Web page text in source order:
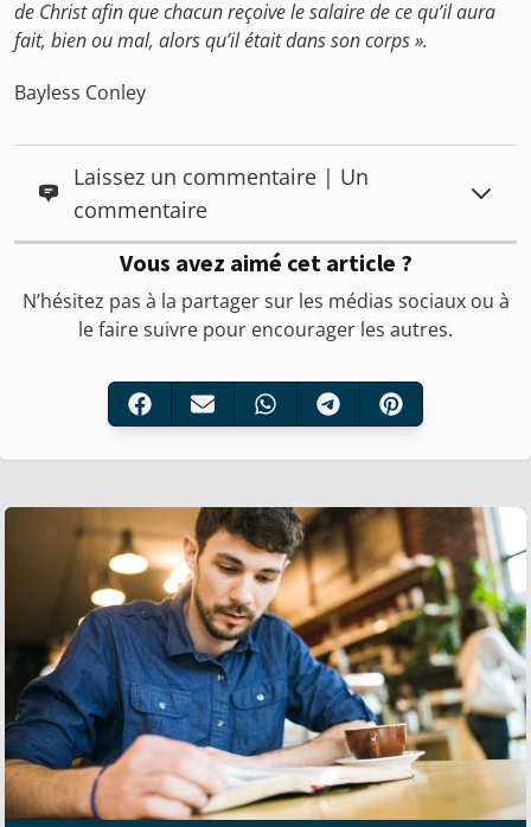
de Christ afin que chacun reçoive le salaire de ce qu’il aura
fait, bien ou mal, alors qu’il était dans son corps ».
Bayless Conley
Laissez un commentaire | Un
commentaire
Vous avez aimé cet article ?
N’hésitez pas à la partager sur les médias sociaux ou à
le faire suivre pour encourager les autres.